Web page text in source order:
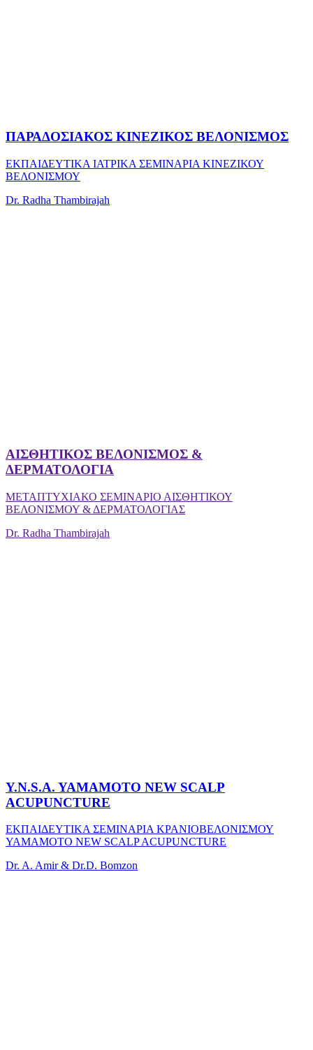
ΠΑΡΑΔΟΣΙΑΚΟΣ ΚΙΝΕΖΙΚΟΣ ΒΕΛΟΝΙΣΜΟΣ
ΕΚΠΑΙΔΕΥΤΙΚΑ ΙΑΤΡΙΚΑ ΣΕΜΙΝΑΡΙΑ ΚΙΝΕΖΙΚΟΥ
ΒΕΛΟΝΙΣΜΟΥ
Dr. Radha Thambirajah
ΑΙΣΘΗΤΙΚΟΣ ΒΕΛΟΝΙΣΜΟΣ &
ΔΕΡΜΑΤΟΛΟΓΙΑ
ΜΕΤΑΠΤΥΧΙΑΚΟ ΣΕΜΙΝΑΡΙΟ ΑΙΣΘΗΤΙΚΟΥ
ΒΕΛΟΝΙΣΜΟΥ & ΔΕΡΜΑΤΟΛΟΓΙΑΣ
Dr. Radha Thambirajah
Y.N.S.A. YAMAMOTO NEW SCALP
ACUPUNCTURE
ΕΚΠΑΙΔΕΥΤΙΚΑ ΣΕΜΙΝΑΡΙΑ ΚΡΑΝΙΟΒΕΛΟΝΙΣΜΟΥ
YAMAMOTO NEW SCALP ACUPUNCTURE
Dr. A. Amir & Dr.D. Bomzon